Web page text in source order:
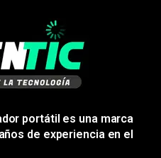
portátil es una marca
de experiencia en el